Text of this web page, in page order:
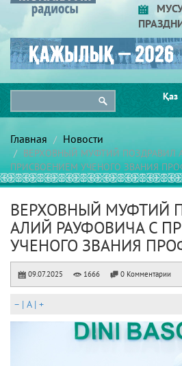
Қаз
Главная Новости
ВЕРХОВНЫЙ МУФТИЙ ПОЗДРАВИЛ
ПРИСВОЕНИЕМ УЧЕНОГО ЗВАНИЯ
ВЕРХОВНЫЙ МУФТИЙ
АЛИЙ РАУФОВИЧА С
УЧЕНОГО ЗВАНИЯ
09.07.2025 1666 0 Комментарии
– | A| +